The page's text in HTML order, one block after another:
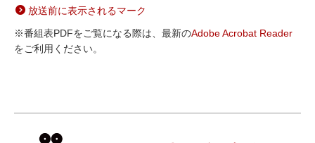
放送前に表示されるマーク
※番組表PDFをご覧になる際は、最新のAdobe Acrobat Reader
をご利用ください。